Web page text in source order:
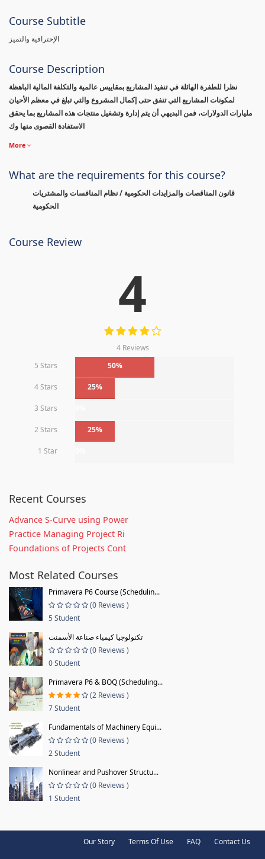
Course Subtitle
الإحترافية والتميز
Course Description
نظرا للطفرة الهائلة في تنفيذ المشاريع بمقاييس عالمية والتكلفة المالية الباهظة
لمكونات المشاريع التي تنفق حتى إكمال المشروع والتي تبلغ في معظم الأحيان
مليارات الدولارات، فمن البديهي أن يتم إدارة وتشغيل منتجات هذه المشاريع بما يحقق
الاستفادة القصوى منها وك
More
What are the requirements for this course?
قانون المناقصات والمزايدات الحكومية / نظام المنافسات والمشتريات
الحكومية
Course Review
4
4 Reviews
5 Stars
50%
4 Stars 25%
3 Stars
2 Stars 25%
1 Star
Recent Courses
Advance S-Curve using Power
Practice Managing Project Ri
Foundations of Projects Cont
Most Related Courses
Primavera P6 Course (Schedulin...
(0 Reviews )
5 Student
تكنولوجيا كيمياء صناعة الأسمنت
(0 Reviews )
0 Student
Primavera P6 & BOQ (Scheduling...
(2 Reviews )
7 Student
Fundamentals of Machinery Equi...
(0 Reviews )
2 Student
Nonlinear and Pushover Structu...
(0 Reviews )
1 Student
Our Story Terms Of Use FAQ Contact Us